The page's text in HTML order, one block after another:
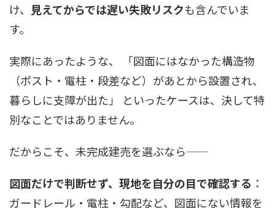
け、
見えてからでは遅い失敗リスクも含んでいま
す。
実際にあったような、 「図面にはなかった構造物
（ポスト・電柱・段差など）があとから設置され、
暮らしに支障が出た」 といったケースは、決して特
別なことではありません。
だからこそ、未完成建売を選ぶなら――
図面だけで判断せず、現地を自分の目で確認する ：
ガードレール・電柱・勾配など、図面にない情報を